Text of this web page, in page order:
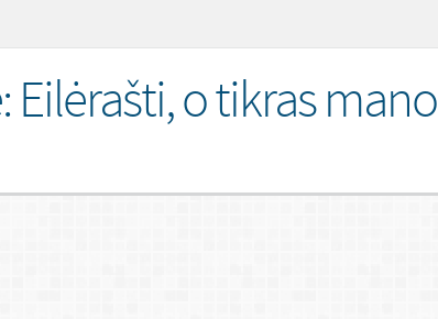
Eilėrašti, o tikras mano